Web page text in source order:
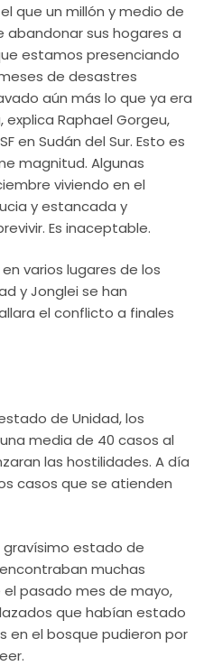
que un millón y medio de
sus hogares a
estamos presenciando
de desastres
aún más lo que ya era
explica Raphael Gorgeu,
en Sudán del Sur. Esto es
magnitud. Algunas
viviendo en el
y estancada y
Es inaceptable.
varios lugares de los
y Jonglei se han
el conflicto a finales
de Unidad, los
media de 40 casos al
las hostilidades. A día
casos que se atienden
gravísimo estado de
muchas
pasado mes de mayo,
que habían estado
en el bosque pudieron por